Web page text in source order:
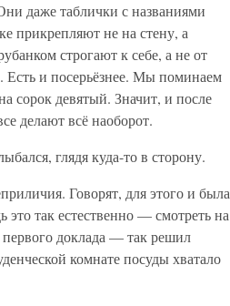
даже таблички с названиями
прикрепляют не на стену, а
строгают к себе, а не от
Есть и посерьёзнее. Мы поминаем
сорок девятый. Значит, и после
делают всё наоборот.
глядя куда-то в сторону.
Говорят, для этого и была
это так естественно — смотреть на
доклада — так решил
комнате посуды хватало